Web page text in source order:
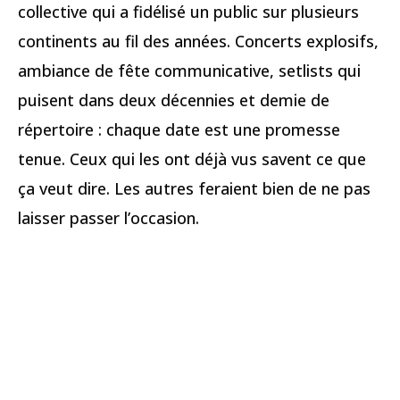
collective qui a fidélisé un public sur plusieurs
continents au fil des années. Concerts explosifs,
ambiance de fête communicative, setlists qui
puisent dans deux décennies et demie de
répertoire : chaque date est une promesse
tenue. Ceux qui les ont déjà vus savent ce que
ça veut dire. Les autres feraient bien de ne pas
laisser passer l’occasion.